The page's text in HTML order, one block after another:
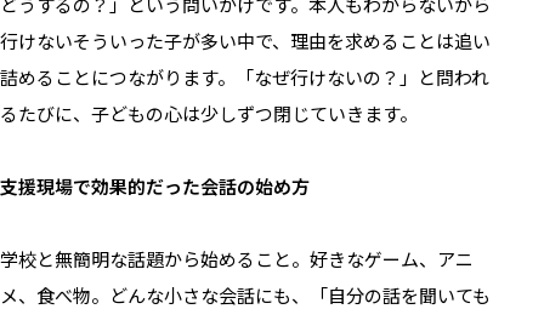
どうするの？」という問いかけです。本人もわからないから
行けない――そういった子が多い中で、理由を求めることは追い
詰めることにつながります。「なぜ行けないの？」と問われ
るたびに、子どもの心は少しずつ閉じていきます。
支援現場で効果的だった会話の始め方
学校と無簡明な話題から始めること。好きなゲーム、アニ
メ、食べ物。どんな小さな会話にも、「自分の話を聞いても